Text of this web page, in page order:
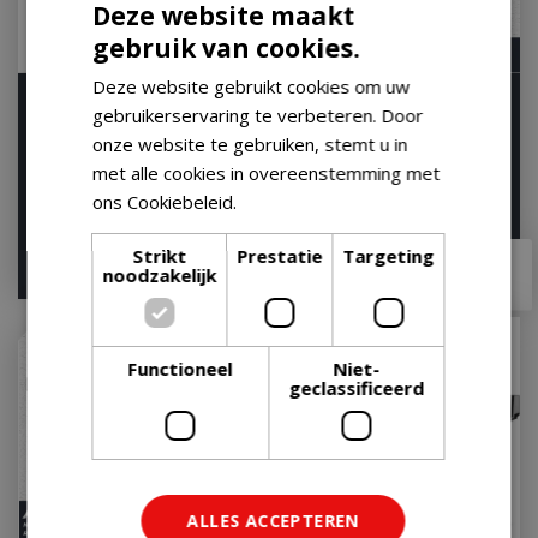
Gasbarbecue Gas BBQ
EP435 Barbecue Zwar…
00
Let op: bijna uitverkocht!
425 Gas BBQ Zwart
Barbecue
€ 1.349 00
€ 1.269,99
Let op: bijna uitverkocht!
Deze website maakt
gebruik van cookies.
Deze website gebruikt cookies om uw
gebruikerservaring te verbeteren. Door
onze website te gebruiken, stemt u in
met alle cookies in overeenstemming met
ons Cookiebeleid.
Strikt
noodzakelijk
Prestatie Targeting
Functioneel
Niet-
geclassificeerd
ALLES ACCEPTEREN